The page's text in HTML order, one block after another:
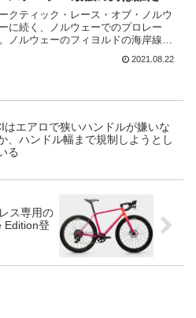
クティック・レース・オブ・ノルウ
に続く、ノルウェーでのプロレー
ノルウェーのフィヨルドの海岸線を
色で有名なレースだ。第1ステージ・第
2021.08.22
はエアロで狭いハンドルが嫌いな
、ハンドル幅まで規制しようとし
る
ス専用の
Edition登